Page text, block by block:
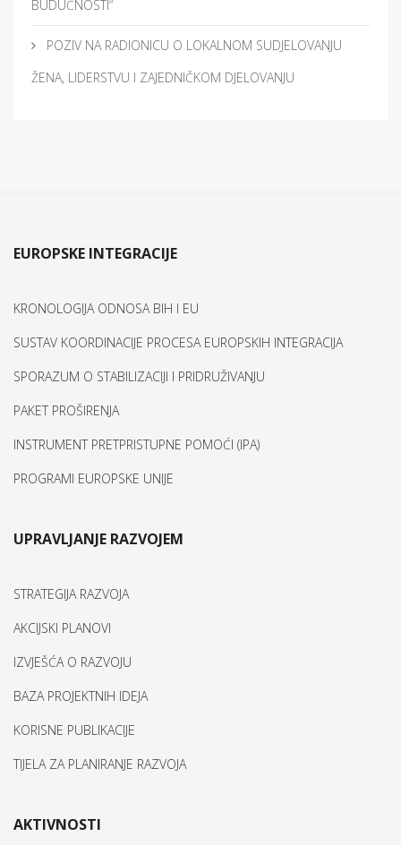
BUDUĆNOSTI“
POZIV NA RADIONICU O LOKALNOM SUDJELOVANJU
ŽENA, LIDERSTVU I ZAJEDNIČKOM DJELOVANJU
EUROPSKE INTEGRACIJE
KRONOLOGIJA ODNOSA BIH I EU
SUSTAV KOORDINACIJE PROCESA EUROPSKIH INTEGRACIJA
SPORAZUM O STABILIZACIJI I PRIDRUŽIVANJU
PAKET PROŠIRENJA
INSTRUMENT PRETPRISTUPNE POMOĆI (IPA)
PROGRAMI EUROPSKE UNIJE
UPRAVLJANJE RAZVOJEM
STRATEGIJA RAZVOJA
AKCIJSKI PLANOVI
IZVJEŠĆA O RAZVOJU
BAZA PROJEKTNIH IDEJA
KORISNE PUBLIKACIJE
TIJELA ZA PLANIRANJE RAZVOJA
AKTIVNOSTI